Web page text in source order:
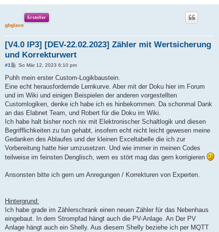
Ersteller
gbglace
[V4.0 IP3] [DEV-22.02.2023] Zähler mit Wertsicherung
und Korrekturwert
#1
B
i
r
a
So Mär 12, 2023 6:10 pm
Puhh mein erster Custom-Logikbaustein.
Eine echt herausfordernde Lernkurve. Aber mit der Doku hier im Forum
und im Wiki und einigen Beispielen der anderen vorgestellten
Customlogiken, denke ich habe ich es hinbekommen. Da schonmal Dank
an das Elabnet Team, und Robert für die Doku im Wiki.
Ich habe halt bisher noch nix mit Elektronischer Schaltlogik und diesen
Begrifflichkeiten zu tun gehabt, insofern echt nicht leicht gewesen meine
Gedanken des Ablaufes und der kleinen Exceltabelle die ich zur
Vorbereitung hatte hier umzusetzen. Und wie immer in meinen Codes
teilweise im feinsten Denglisch, wem es stört mag das gern korrigieren
Ansonsten bitte ich gern um Anregungen / Korrekturen von Experten.
Hintergrund:
Ich habe grade im Zählerschrank einen neuen Zähler für das Nebenhaus
eingebaut. In dem Strompfad hängt auch die PV-Anlage. An Der PV
Anlage hängt auch ein Shelly. Aus diesem Shelly beziehe ich per MQTT